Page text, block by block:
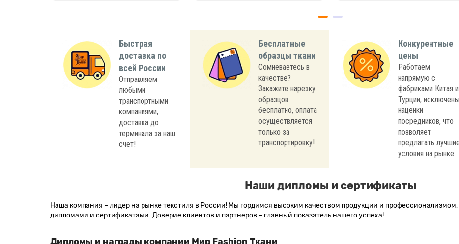
Быстрая
доставка по
всей России
Отправляем
любыми
транспортными
компаниями,
доставка до
терминала за наш
счет!
Бесплатные
образцы ткани
Сомневаетесь в
качестве?
Закажите нарезку
образцов
бесплатно, оплата
осуществляется
только за
транспортировку!
Конкурентные
цены
Работаем
напрямую с
фабриками Китая и
Турции, исключены
наценки
посредников, что
позволяет
предлагать лучшие
условия на рынке.
Наши дипломы и сертификаты
Наша компания – лидер на рынке текстиля в России! Мы гордимся высоким качеством продукции и
дипломами и сертификатами. Доверие клиентов и партнеров – главный показатель нашего успеха!
Дипломы и награды компании Мир Fashion Ткани